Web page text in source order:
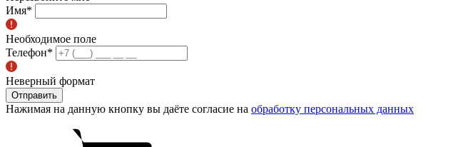
Имя*
Необходимое поле
Телефон*
Неверный формат
Отправить
Нажимая на данную кнопку вы даёте согласие на обработку персональных данных